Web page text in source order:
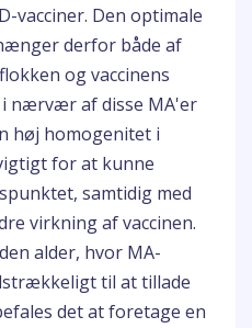
vacciner. Den optimale
derfor både af
og vaccinens
nærvær af disse MA'er
høj homogenitet i
for at kunne
samtidig med
virkning af vaccinen.
alder, hvor MA-
til at tillade
det at foretage en